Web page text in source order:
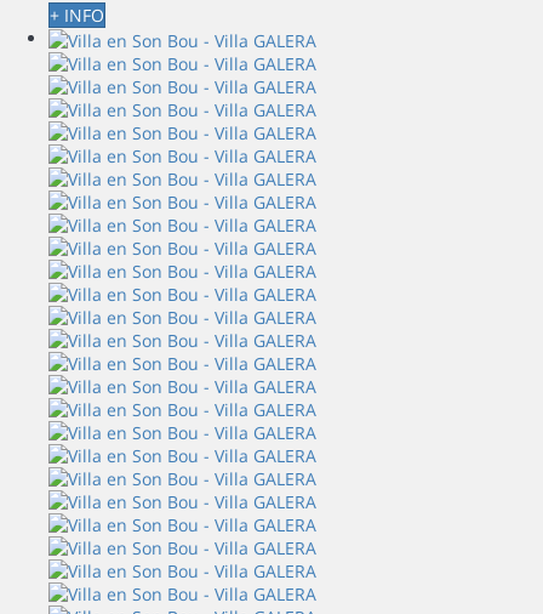
+ INFO